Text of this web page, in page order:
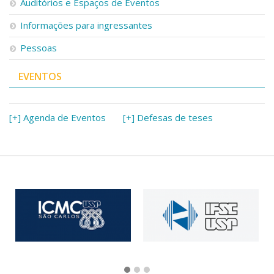
Informações para ingressantes
Pessoas
EVENTOS
[+] Agenda de Eventos [+] Defesas de teses